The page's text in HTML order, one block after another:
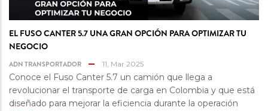
EL FUSO CANTER 5.7 UNA GRAN OPCIÓN PARA OPTIMIZAR TU
NEGOCIO
ADN TRANSPORTADOR 11, Mar 2025
Conoce el Fuso Canter 5.7 un camión que llega a
revolucionar el transporte de carga en Colombia y que está
diseñado para mejorar la eficiencia durante la operación